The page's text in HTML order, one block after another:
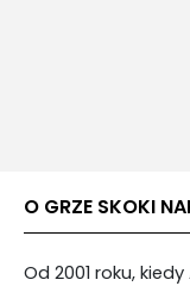
O GRZE SKOKI
Od 2001 roku,